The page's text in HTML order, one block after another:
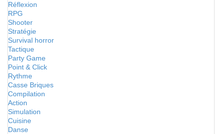
Réflexion
RPG
Shooter
Stratégie
Survival horror
Tactique
Party Game
Point & Click
Rythme
Casse Briques
Compilation
Action
Simulation
Cuisine
Danse